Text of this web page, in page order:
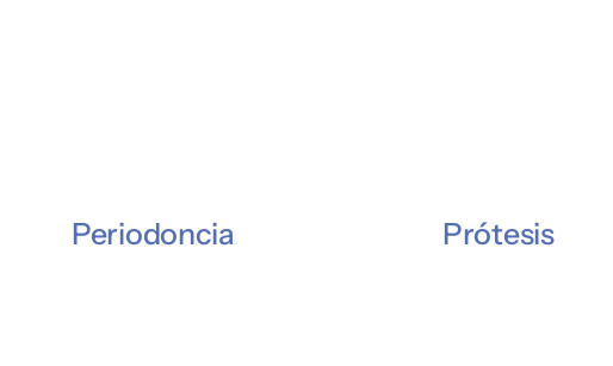
Periodoncia Prótesis